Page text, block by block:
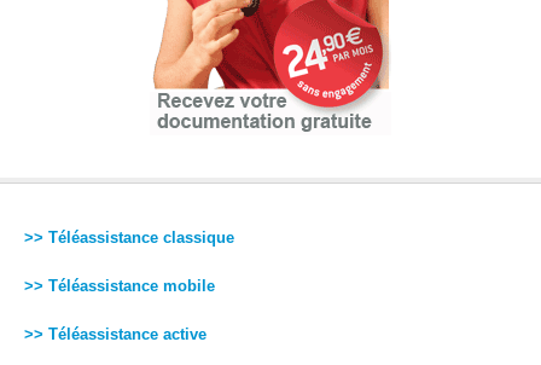
>> Téléassistance classique
>> Téléassistance mobile
>> Téléassistance active